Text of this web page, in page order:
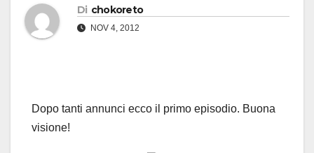
Di chokoreto
NOV 4, 2012
Dopo tanti annunci ecco il primo episodio. Buona
visione!